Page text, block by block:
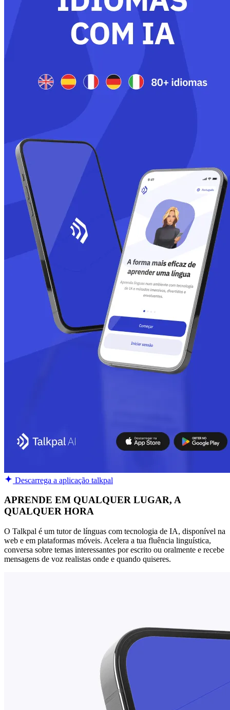
Descarrega a aplicação talkpal
APRENDE EM QUALQUER LUGAR, A
QUALQUER HORA
O Talkpal é um tutor de línguas com tecnologia de IA, disponível na
web e em plataformas móveis. Acelera a tua fluência linguística,
conversa sobre temas interessantes por escrito ou oralmente e recebe
mensagens de voz realistas onde e quando quiseres.